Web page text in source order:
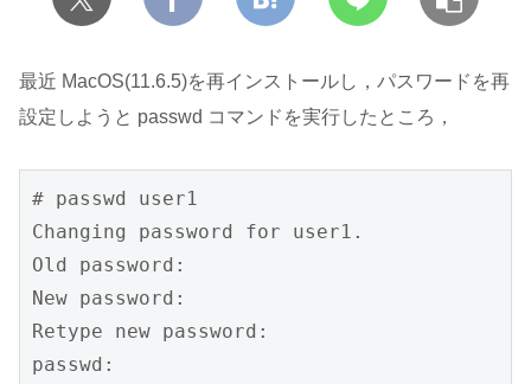
最近 MacOS(11.6.5)を再インストールし，パスワードを再
設定しようと passwd コマンドを実行したところ，
# passwd user1
Changing password for user1.
Old password:
New password:
Retype new password:
passwd: